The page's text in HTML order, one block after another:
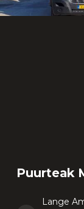
Puurteak
Lange